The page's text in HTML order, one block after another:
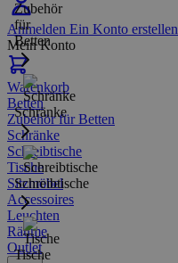
Anmelden Ein Konto erstellen
Mein Konto
Warenkorb
Zubehör
für
Betten
Schränke
Schreibtische
Tische
Betten
Zubehör für Betten
Schränke
Schreibtische
Tische
Sitzmöbel
Accessoires
Leuchten
Räume
Outlet